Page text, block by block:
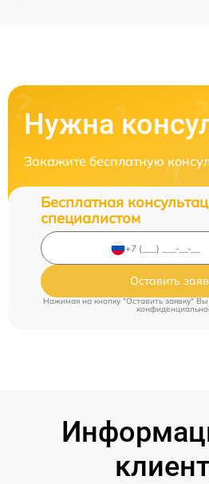
Нужна
Закажите бесплатную
Бесплатная
специалистом
Оставить
Нажимая на кнопку "Оставить заявку"